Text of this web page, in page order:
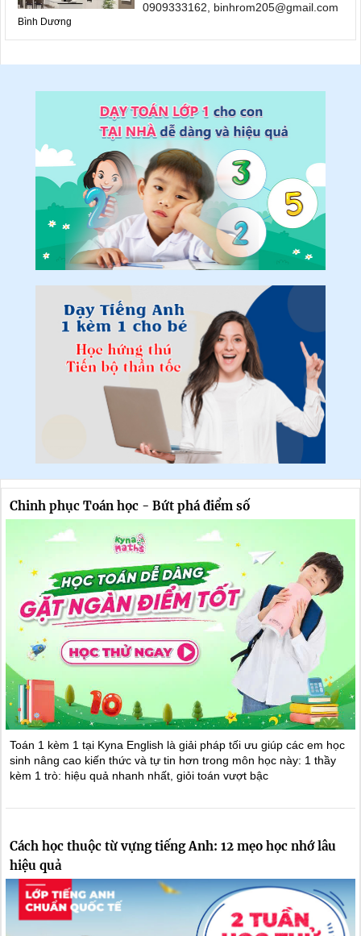
0909333162, binhrom205@gmail.com
Bình Dương
Chinh phục Toán học - Bứt phá điểm số
Toán 1 kèm 1 tại Kyna English là giải pháp tối ưu giúp các em học
sinh nâng cao kiến thức và tự tin hơn trong môn học này: 1 thầy
kèm 1 trò: hiệu quả nhanh nhất, giỏi toán vượt bậc
Cách học thuộc từ vựng tiếng Anh: 12 mẹo học nhớ lâu
hiệu quả